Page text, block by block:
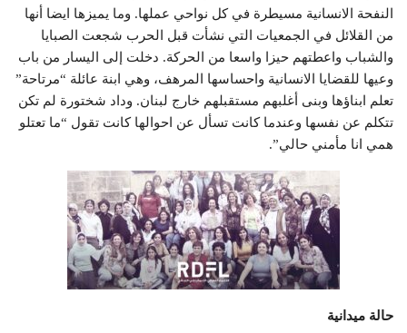
النفحة الانسانية مسيطرة في كل نواحي عملها. وما يميزها ايضا أنها
من القلائل في الجمعيات التي نشأت قبل الحرب شجعت الصبايا
والشباب واعطتهم حيزا واسعا من الحركة. دخلت إلى اليسار من باب
وعيها للقضايا الانسانية واحساسها المرهف، وهي ابنة عائلة “مرتاحة”
تعلم ابناؤها وبنى أغلبهم مستقبلهم خارج لبنان. وداد شختورة لم تكن
تتكلم عن نفسها وعندما كانت تسأل عن احوالها كانت تقول “ما تعتلو
همي انا مأمني حالي”.
حالة ميدانية